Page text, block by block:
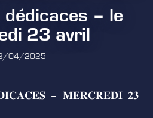
dédicaces – le
23 avril
04/2025
– 𝐌𝐄𝐑𝐂𝐑𝐄𝐃𝐈 𝟐𝟑